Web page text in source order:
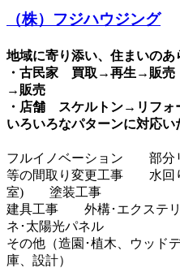
（株）フジハウジング
地域に寄り添い、住まいの
・古民家 買取→再生→販
→販売
・店舗 スケルトン→リフォ
いろいろなパターンに対応い
フルイノベーション 部分
等の間取り変更工事 水回
室) 塗装工事
建具工事 外構･エクス
ネ･太陽光パネル
その他（造園･植木、ウッド
庫、設計）